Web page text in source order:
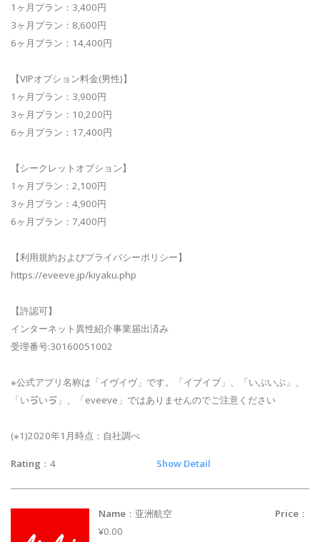
1ヶ月プラン：3,400円
3ヶ月プラン：8,600円
6ヶ月プラン：14,400円
【VIPオプション料金(男性)】
1ヶ月プラン：3,900円
3ヶ月プラン：10,200円
6ヶ月プラン：17,400円
【シークレットオプション】
1ヶ月プラン：2,100円
3ヶ月プラン：4,900円
6ヶ月プラン：7,400円
【利用規約およびプライバシーポリシー】
https://eveeve.jp/kiyaku.php
【許認可】
インターネット異性紹介事業届出済み
受理番号:30160051002
※公式アプリ名称は「イヴイヴ」です。「イブイブ」、「いぶいぶ」、
「いゔいゔ」、「eveeve」ではありませんのでご注意ください
(※1)2020年1月時点：自社調べ
Rating ：4 Show Detail
Name ：亚洲航空 Price ：
¥0.00